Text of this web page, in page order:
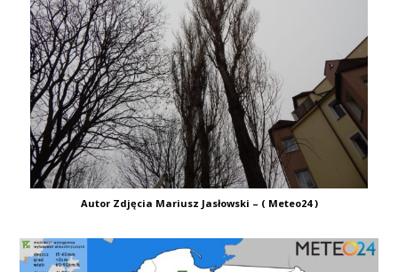
Autor Zdjęcia Mariusz Jasłowski – ( Meteo24 )